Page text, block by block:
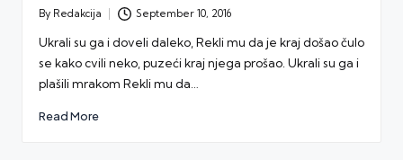
Posted
By Redakcija September 10, 2016
Ukrali su ga i doveli daleko, Rekli mu da je kraj došao čulo
se kako cvili neko, puzeći kraj njega prošao. Ukrali su ga i
plašili mrakom Rekli mu da…
Read More